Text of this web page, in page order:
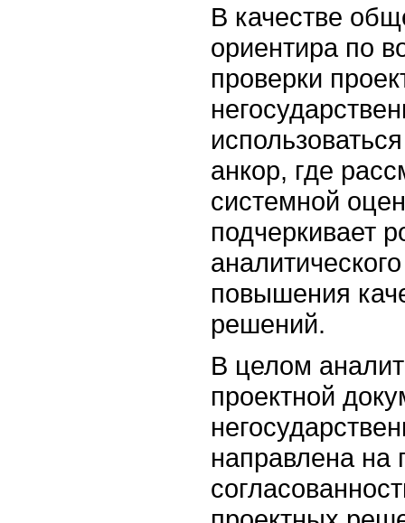
В качестве
ориентира по
проверки
анкор, где
системной
подчеркивает
повышения
решений.
В целом
проектной
направлена